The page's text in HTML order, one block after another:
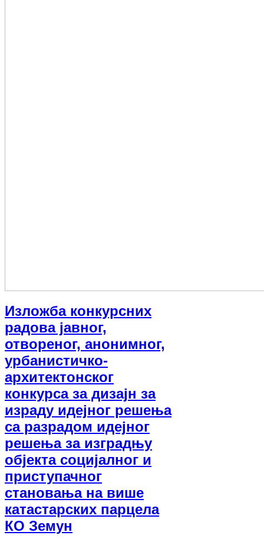
Изложба конкурсних
радова јавнoг,
отвореног, анонимног,
урбанистичко-
архитектонског
конкурса за дизајн за
израду идејног решења
са разрадом идејног
решења за изградњу
објекта социјалног и
приступачног
становања на више
катастарских парцела
КО Земун